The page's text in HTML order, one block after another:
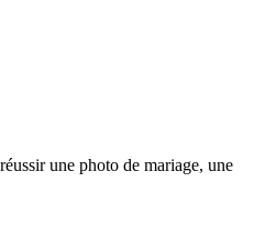
une photo de mariage, une